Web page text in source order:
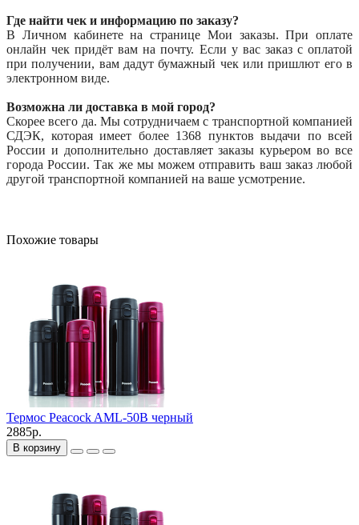
Где найти чек и информацию по заказу?
В Личном кабинете на странице Мои заказы. При оплате
онлайн чек придёт вам на почту. Если у вас заказ с оплатой
при получении, вам дадут бумажный чек или пришлют его в
электронном виде.
Возможна ли доставка в мой город?
Скорее всего да. Мы сотрудничаем с транспортной компанией
СДЭК, которая имеет более 1368 пунктов выдачи по всей
России и дополнительно доставляет заказы курьером во все
города России. Так же мы можем отправить ваш заказ любой
другой транспортной компанией на ваше усмотрение.
Похожие товары
Термос Peacock AML-50B черный
2885р.
В корзину